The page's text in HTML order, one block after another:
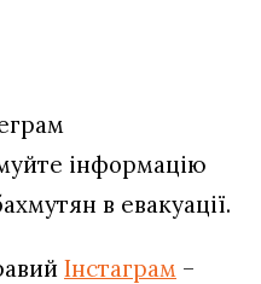
інформацію
в евакуації.
Інстаграм –